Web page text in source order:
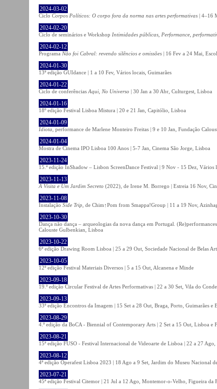
2024-03-02
Ciclo Corpos Políticos: O corpo fora da norma nas artes performativas | 4–16
2024-02-20
Ciclo de seminários e Workshop Intimidades públicas, Performance,
2024-02-12
Programa Não foi Cabral: revendo silêncios e omissões | 16 Fev a 24 Mai,
2024-01-30
13ª edição GUIdance | 1 a 10 Fev, Vários locais, Guimarães
2024-01-22
Ciclo de conferências Aqui, No Universo | 30 Jan a 30 Abr, Culturgest, Lisboa
2024-01-16
18º edição Festival Lisboa Mistura | 20 e 21 Jan, Capitólio, Lisboa
2024-01-09
Idiota , performance de Marlene Monteiro Freitas | 9 e 10 Jan, Fundação
2024-01-04
Mostra de Cinema IPO Lisboa 100 Anos | 5-7 Jan, Cinema São Jorge, Lisboa
2023-11-24
15.ª edição InShadow – Lisbon ScreenDance Festival | 9 Nov - 15 Dez, Vários
2023-11-13
A Visita e Um Jardim Secreto (2022), de Irene M. Borrego | Estreia 16 Nov,
2023-11-08
Instalação Side Trip , de Chim↑Pom from Smappa!Group | 11 a 19 Nov,
2023-10-30
Dança não dança – arqueologias da nova dança em Portugal.
Calouste Gulbenkian, Lisboa
2023-10-22
6ª edição Drawing Room Lisboa | 25 a 29 Out, Sociedade Nacional de Belas
2023-10-05
12ª edição Festival Materiais Diversos | 5 a 15 Out, Alcanena e Minde
2023-09-18
19.ª edição Circular Festival de Artes Performativas | 22 a 30 Set, Vila do Conde
2023-09-13
33ª edição Encontros da Imagem | 15 Set a 28 Out, Braga, Porto, Guimarães e
2023-08-29
4.ª edição da BoCA - Biennial of Contemporary Arts | 2 Set a 15 Out, Lisboa e
2023-08-21
15ª edição FUSO - Festival Internacional de Videoarte de Lisboa | 22 a 27
2023-08-12
4ª edição Operafest Lisboa 2023 | 18 Ago a 9 Set, Jardim do Museu Nacional
2023-07-21
45ª edição Festival Citemor | 21 Jul a 12 Ago, Montemor-o-Velho, Figueira da